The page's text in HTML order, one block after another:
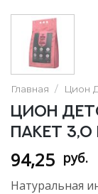
Главная / Цион
Цион
пакет 3,0
94,25 руб.
Натуральная